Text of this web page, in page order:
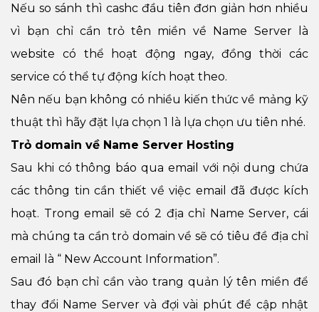
Nếu so sánh thì cashc đầu tiên đơn giản hơn nhiều
vì bạn chỉ cần trỏ tên miền về Name Server là
website có thể hoạt động ngay, đồng thời các
service có thể tự động kích hoạt theo.
Nên nếu bạn không có nhiều kiến thức về mảng kỹ
thuật thì hãy đặt lựa chọn 1 là lựa chọn ưu tiên nhé.
Trỏ domain về Name Server Hosting
Sau khi có thông báo qua email với nội dung chứa
các thông tin cần thiết về việc email đã được kích
hoạt. Trong email sẽ có 2 địa chỉ Name Server, cái
mà chúng ta cần trỏ domain về sẽ có tiêu đề địa chỉ
email là “ New Account Information”.
Sau đó bạn chỉ cần vào trang quản lý tên miền để
thay đổi Name Server và đợi vài phút để cập nhật